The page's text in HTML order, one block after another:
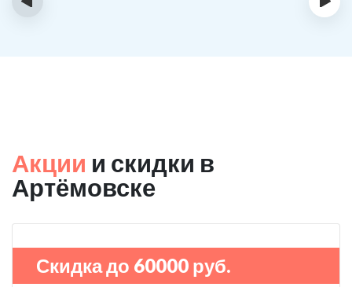
Акции и скидки в
Артёмовске
Скидка до 60000 руб.